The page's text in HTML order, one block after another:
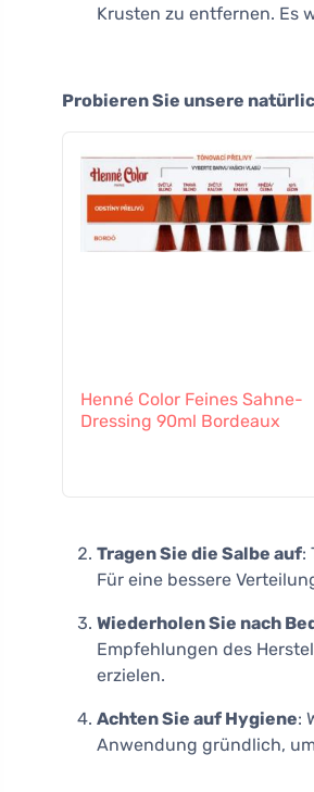
Krusten zu entfernen. Es
Probieren Sie unsere
Henné Color Feines Sahne-
Dressing 90ml Bordeaux
Tragen Sie die Salbe auf:
Für eine bessere
Wiederholen Sie nach
Empfehlungen des
erzielen.
Achten Sie auf Hygiene:
Anwendung gründlich,